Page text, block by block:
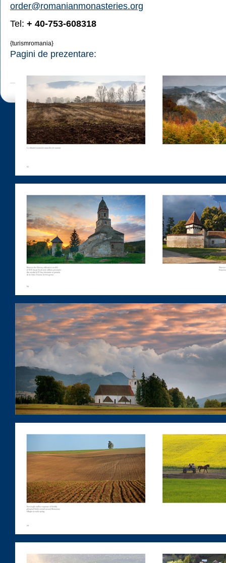
order@romanianmonasteries.org
Tel: + 40-753-608318
{turismromania}
Pagini de prezentare: